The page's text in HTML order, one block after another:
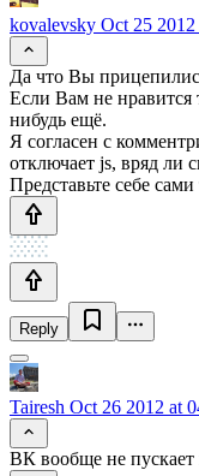
kovalevsky Oct 25 2012
Да что Вы
Если Вам не нравится
нибудь ещё.
Я согласен с
отключает js, вряд ли
Представьте себе
Reply
Tairesh Oct 26 2012 at
ВК вообще не пускает